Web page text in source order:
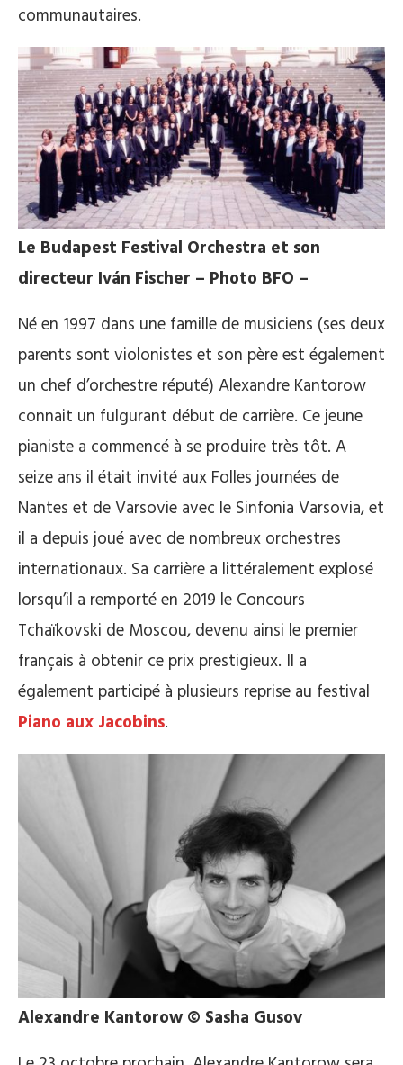
communautaires.
Le Budapest Festival Orchestra et son
directeur Iván Fischer – Photo BFO –
Né en 1997 dans une famille de musiciens (ses deux
parents sont violonistes et son père est également
un chef d’orchestre réputé) Alexandre Kantorow
connait un fulgurant début de carrière. Ce jeune
pianiste a commencé à se produire très tôt. A
seize ans il était invité aux Folles journées de
Nantes et de Varsovie avec le Sinfonia Varsovia, et
il a depuis joué avec de nombreux orchestres
internationaux. Sa carrière a littéralement explosé
lorsqu’il a remporté en 2019 le Concours
Tchaïkovski de Moscou, devenu ainsi le premier
français à obtenir ce prix prestigieux. Il a
également participé à plusieurs reprise au festival
Piano aux Jacobins.
Alexandre Kantorow © Sasha Gusov